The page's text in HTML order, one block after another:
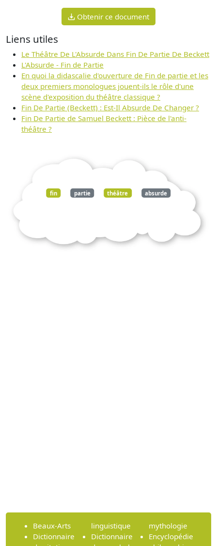
Obtenir ce document
Liens utiles
Le Théâtre De L'Absurde Dans Fin De Partie De Beckett
L'Absurde - Fin de Partie
En quoi la didascalie d'ouverture de Fin de partie et les
deux premiers monologues jouent-ils le rôle d'une
scène d'exposition du théâtre classique ?
Fin De Partie (Beckett) : Est-Il Absurde De Changer ?
Fin De Partie de Samuel Beckett : Pièce de l'anti-
théâtre ?
fin partie théâtre absurde
Beaux-Arts
Dictionnaire
linguistique
Dictionnaire
mythologie
Encyclopédie